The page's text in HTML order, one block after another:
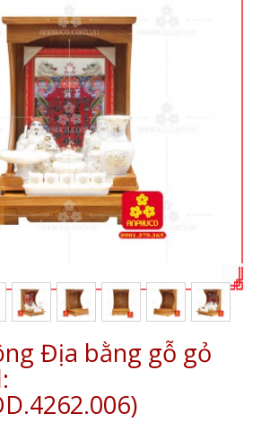
Địa bằng gỗ gỏ